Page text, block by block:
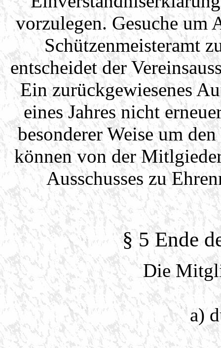
vorzulegen. Gesuche um
Schützenmeisteramt
entscheidet der
Ein zurückgewiesenes
eines Jahres nicht
besonderer Weise um
können von der
Ausschusses zu
§ 5 Ende
Die
a)